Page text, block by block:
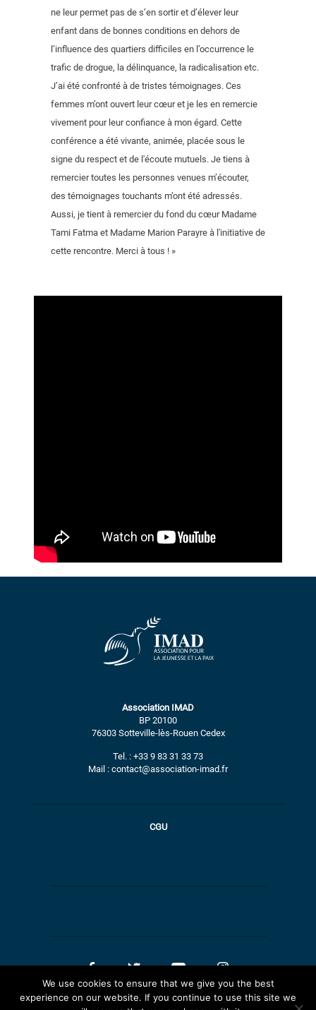
ne leur permet pas de s’en sortir et d’élever leur
enfant dans de bonnes conditions en dehors de
l’influence des quartiers difficiles en l’occurrence le
trafic de drogue, la délinquance, la radicalisation etc.
J’ai été confronté à de tristes témoignages. Ces
femmes m’ont ouvert leur cœur et je les en remercie
vivement pour leur confiance à mon égard. Cette
conférence a été vivante, animée, placée sous le
signe du respect et de l'écoute mutuels. Je tiens à
remercier toutes les personnes venues m’écouter,
des témoignages touchants m’ont été adressés.
Aussi, je tient à remercier du fond du cœur Madame
Tami Fatma et Madame Marion Parayre à l'initiative de
cette rencontre. Merci à tous ! »
Association IMAD
BP 20100
76303 Sotteville-lès-Rouen Cedex
Tel. : +33 9 83 31 33 73
Mail : contact@association-imad.fr
CGU
We use cookies to ensure that we give you the best
experience on our website. If you continue to use this site we